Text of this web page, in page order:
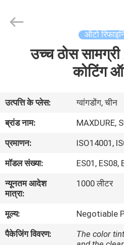
हमारे
बारे
कारखाना
गुणवत्ता
Rights
ऑटो
उच्च ठोस
कोटिंग
उत्पत्ति के प्लेस:
ग्वांगडोंग, चीन
ब्रांड नाम:
MAXDURE,
प्रमाणन:
ISO14001,
मॉडल संख्या:
ES01, ES08,
न्यूनतम आदेश
मात्रा:
1000 लीटर
मूल्य:
Negotiable
पैकेजिंग विवरण:
The color